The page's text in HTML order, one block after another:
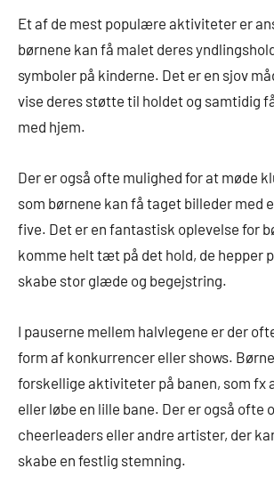
Et af de mest populære aktiviteter er
børnene kan få malet deres
symboler på kinderne. Det er en sjov
vise deres støtte til holdet og samtidig
med hjem.
Der er også ofte mulighed for at møde
som børnene kan få taget billeder med
five. Det er en fantastisk oplevelse for
komme helt tæt på det hold, de hepper
skabe stor glæde og begejstring.
I pauserne mellem halvlegene er der
form af konkurrencer eller shows.
forskellige aktiviteter på banen, som fx
eller løbe en lille bane. Der er også
cheerleaders eller andre artister, der
skabe en festlig stemning.